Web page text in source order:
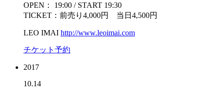
OPEN： 19:00 / START 19:30
TICKET：前売り4,000円 当日4,500円
LEO IMAI http://www.leoimai.com
チケット予約
2017
10.14